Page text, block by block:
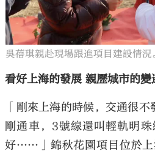
吳蓓琪親赴現場跟進項目建設情況
看好上海的發展 親歷城市的變
「剛來上海的時候，交通很
剛通車，3號線還叫輕軌明
好……」錦秋花園項目位於上